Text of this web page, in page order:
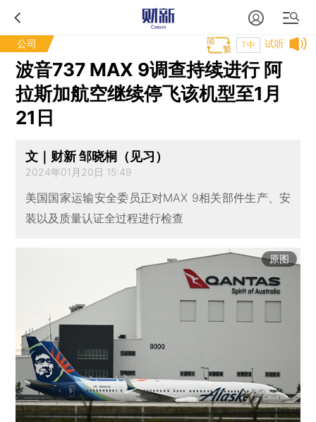
公司 试听
T中
波音737 MAX 9调查持续进行 阿
拉斯加航空继续停飞该机型至1月
21日
文｜财新 邹晓桐（见习）
2024年01月20日 15:49
美国国家运输安全委员正对MAX 9相关部件生产、安
装以及质量认证全过程进行检查
原图